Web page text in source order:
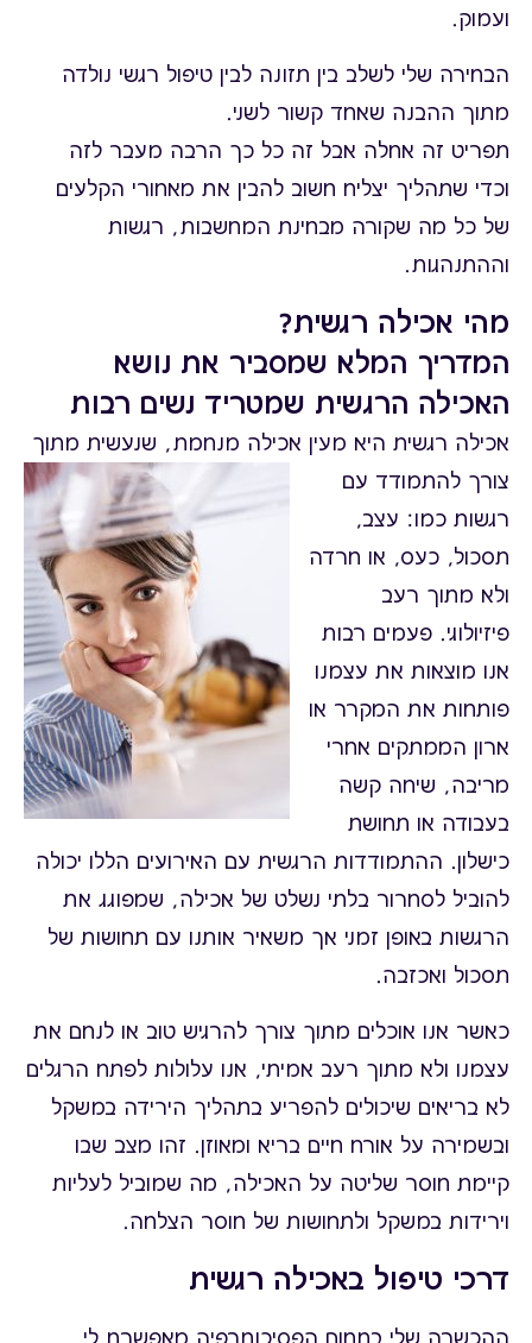
ועמוק.
הבחירה שלי לשלב בין תזונה לבין טיפול רגשי נולדה
מתוך ההבנה שאחד קשור לשני.
תפריט זה אחלה אבל זה כל כך הרבה מעבר לזה
וכדי שתהליך יצליח חשוב להבין את מאחורי הקלעים
של כל מה שקורה מבחינת המחשבות, רגשות
וההתנהגות.
מהי אכילה רגשית?
המדריך המלא שמסביר את נושא
האכילה הרגשית שמטריד נשים רבות
אכילה רגשית היא מעין אכילה מנחמת, שנעשית מתוך
צורך להתמודד עם
רגשות כמו: עצב,
תסכול, כעס, או חרדה
ולא מתוך רעב
פיזיולוגי. פעמים רבות
אנו מוצאות את עצמנו
פותחות את המקרר או
ארון הממתקים אחרי
מריבה, שיחה קשה
בעבודה או תחושת
כישלון. ההתמודדות הרגשית עם האירועים הללו יכולה
להוביל לסחרור בלתי נשלט של אכילה, שמפוגג את
הרגשות באופן זמני אך משאיר אותנו עם תחושות של
תסכול ואכזבה.
כאשר אנו אוכלים מתוך צורך להרגיש טוב או לנחם את
עצמנו ולא מתוך רעב אמיתי, אנו עלולות לפתח הרגלים
לא בריאים שיכולים להפריע בתהליך הירידה במשקל
ובשמירה על אורח חיים בריא ומאוזן. זהו מצב שבו
קיימת חוסר שליטה על האכילה, מה שמוביל לעליות
וירידות במשקל ולתחושות של חוסר הצלחה.
דרכי טיפול באכילה רגשית
ההכשרה שלי בתחום הפסיכותרפיה מאפשרת לי